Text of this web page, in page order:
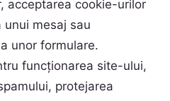
acceptarea cookie-urilor
mesaj sau
unor formulare.
funcționarea site-ului,
protejarea